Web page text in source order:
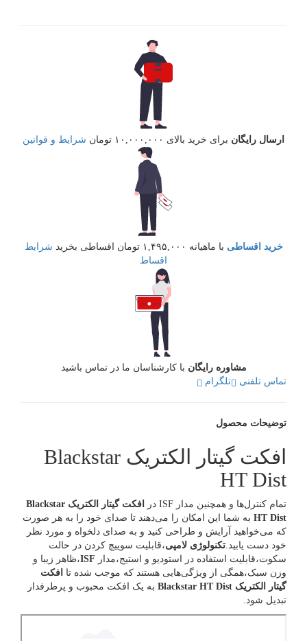
ارسال رایگان برای خرید بالای ۱۰,۰۰۰,۰۰۰ تومان شرایط و قوانین
خرید اقساطی با ماهیانه ۱,۴۹۵,۰۰۰ تومان اقساطی بخرید
شرایط
اقساط
مشاوره رایگان با کارشناسان ما در تماس باشید
تماس تلفنی
تلگرام
توضیحات محصول
افکت گیتار الکتریک Blackstar
HT Dist
تمام کنترل‌ها و همچنین مدار ISF در
افکت گیتار الکتریک Blackstar
HT Dist به شما این امکان را می‌دهند تا صدای خود را به هر صورت
که می‌خواهید آرایش و طراحی کنید و به صدای دلخواه و مورد نظر
خود دست یابید.تکنولوژی لامپی،قابلیت سوییچ کردن در حالت
سکوت،قابلیت استفاده در استودیو و استیج،مدار ISF،ظاهر زیبا و
وزن سبک،همگی از ویژگی‌هایی هستند که موجب شده تا افکت
گیتار الکتریک Blackstar HT Dist
به یک افکت محبوب و پرطرفدار
تبدیل شود.